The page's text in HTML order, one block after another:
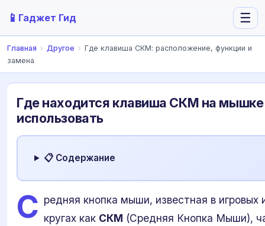
📱 Гаджет Гид ☰
Главная › Другое › Где клавиша СКМ: расположение, функции и
замена
Где находится клавиша СКМ на мышке
использовать
📋 Содержание
С редняя кнопка мыши, известная в игровых
кругах как СКМ (Средняя Кнопка Мыши),